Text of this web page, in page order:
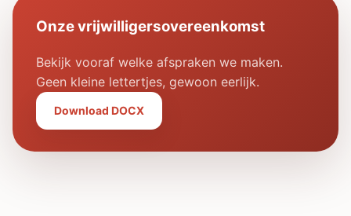
Onze vrijwilligersovereenkomst
Bekijk vooraf welke afspraken we maken.
Geen kleine lettertjes, gewoon eerlijk.
Download DOCX